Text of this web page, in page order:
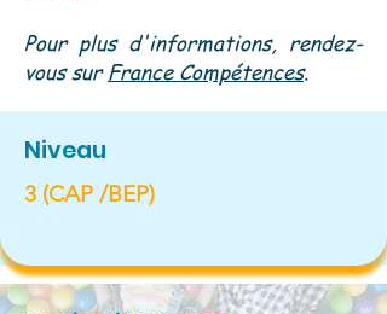
Pour plus d'informations, rendez-
vous surFrance Compétences.
Niveau
3 (CAP /BEP)